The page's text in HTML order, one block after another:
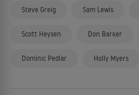
Steve Greig Sam Lewis
Scott Heysen Don Barker
Dominic Pedlar Holly Myers